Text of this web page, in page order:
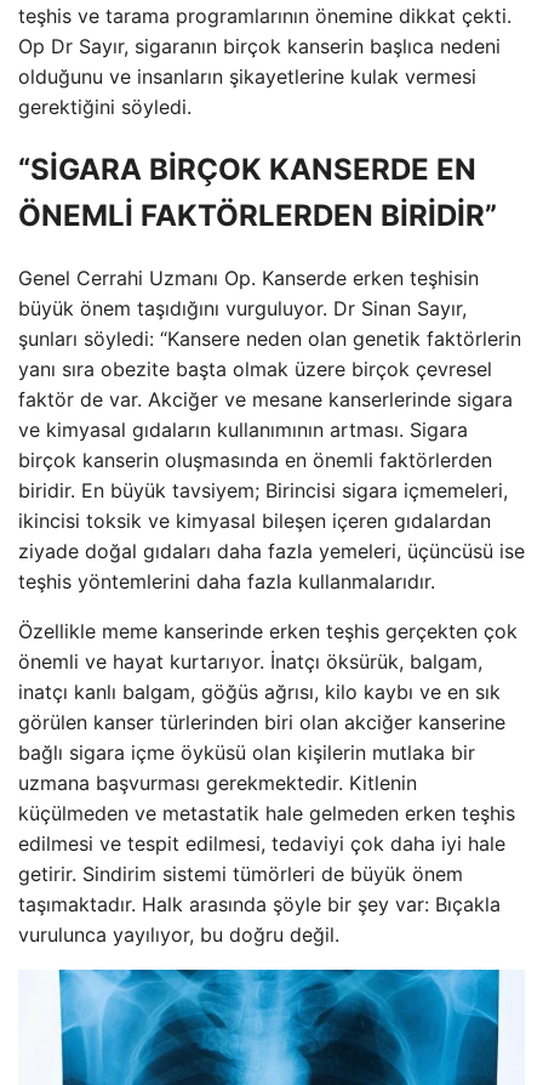
teşhis ve tarama programlarının önemine dikkat çekti.
Op Dr Sayır, sigaranın birçok kanserin başlıca nedeni
olduğunu ve insanların şikayetlerine kulak vermesi
gerektiğini söyledi.
“SİGARA BİRÇOK KANSERDE EN
ÖNEMLİ FAKTÖRLERDEN BİRİDİR”
Genel Cerrahi Uzmanı Op. Kanserde erken teşhisin
büyük önem taşıdığını vurguluyor. Dr Sinan Sayır,
şunları söyledi: “Kansere neden olan genetik faktörlerin
yanı sıra obezite başta olmak üzere birçok çevresel
faktör de var. Akciğer ve mesane kanserlerinde sigara
ve kimyasal gıdaların kullanımının artması. Sigara
birçok kanserin oluşmasında en önemli faktörlerden
biridir. En büyük tavsiyem; Birincisi sigara içmemeleri,
ikincisi toksik ve kimyasal bileşen içeren gıdalardan
ziyade doğal gıdaları daha fazla yemeleri, üçüncüsü ise
teşhis yöntemlerini daha fazla kullanmalarıdır.
Özellikle meme kanserinde erken teşhis gerçekten çok
önemli ve hayat kurtarıyor. İnatçı öksürük, balgam,
inatçı kanlı balgam, göğüs ağrısı, kilo kaybı ve en sık
görülen kanser türlerinden biri olan akciğer kanserine
bağlı sigara içme öyküsü olan kişilerin mutlaka bir
uzmana başvurması gerekmektedir. Kitlenin
küçülmeden ve metastatik hale gelmeden erken teşhis
edilmesi ve tespit edilmesi, tedaviyi çok daha iyi hale
getirir. Sindirim sistemi tümörleri de büyük önem
taşımaktadır. Halk arasında şöyle bir şey var: Bıçakla
vurulunca yayılıyor, bu doğru değil.